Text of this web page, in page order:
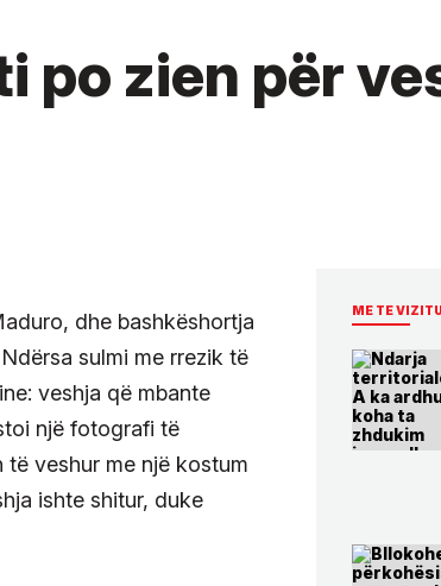
po zien për
dhe bashkëshortja
sulmi me rrezik të
veshja që mbante
një fotografi të
veshur me një kostum
ishte shitur, duke
ME TE